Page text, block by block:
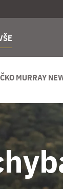
MURRAY